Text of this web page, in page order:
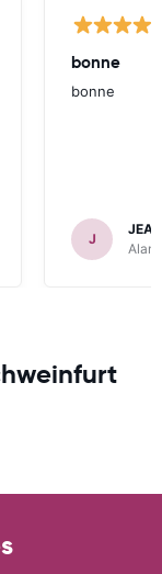
bonne
bonne
J